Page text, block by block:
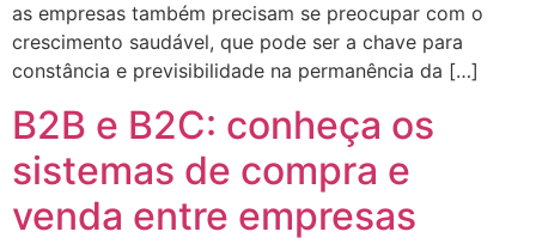
as empresas também precisam se preocupar com o
crescimento saudável, que pode ser a chave para
constância e previsibilidade na permanência da […]
B2B e B2C: conheça os
sistemas de compra e
venda entre empresas